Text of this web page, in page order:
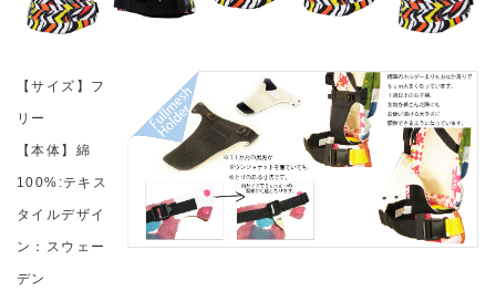
【サイズ】フ
リー
【本体】綿
100%:テキス
タイルデザイ
ン：スウェー
デン